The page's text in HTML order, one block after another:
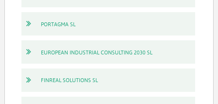
PORTAGMA SL
EUROPEAN INDUSTRIAL CONSULTING 2030 SL
FINREAL SOLUTIONS SL